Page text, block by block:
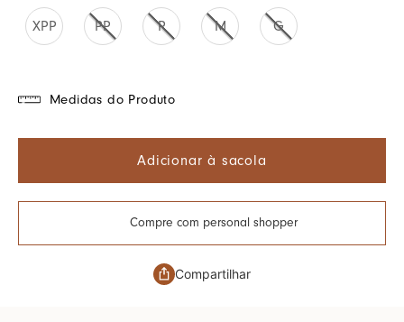
XPP PP P M G
Medidas do Produto
Adicionar à sacola
Compre com personal shopper
Compartilhar